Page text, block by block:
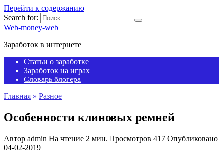
Перейти к содержанию
Search for:
Web-money-web
Заработок в интернете
Статьи о заработке
Заработок на играх
Словарь блогера
Главная » Разное
Особенности клиновых ремней
Автор admin На чтение 2 мин. Просмотров 417 Опубликовано
04-02-2019